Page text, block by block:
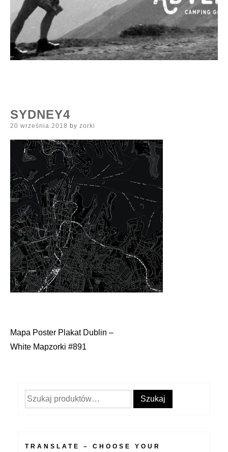
SYDNEY4
Posted
20 września 2018 by zorki
Nawigacja
Mapa Poster Plakat Dublin –
White Mapzorki #891
Szukaj: Szukaj
TRANSLATE – CHOOSE YOUR